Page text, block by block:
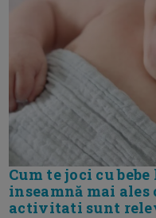
Cum te joci cu
inseamnă mai ales
activitati sunt